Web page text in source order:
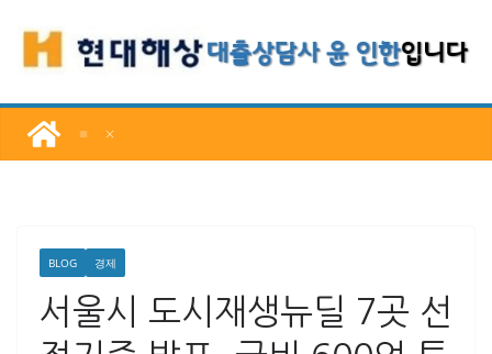
로
너
BLOG 경제
서울시 도시재생뉴딜 7곳 선